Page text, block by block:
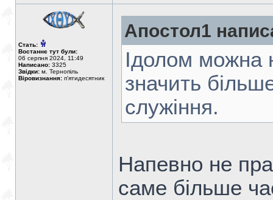
Стать:
Востаннє тут були:
06 серпня 2024, 11:49
Написано: 3325
Звідки: м. Тернопіль
Віровизнання: п'ятидесятник
Апостол1
Ідолом можна
значить
служіння.
Напевно не
саме більше